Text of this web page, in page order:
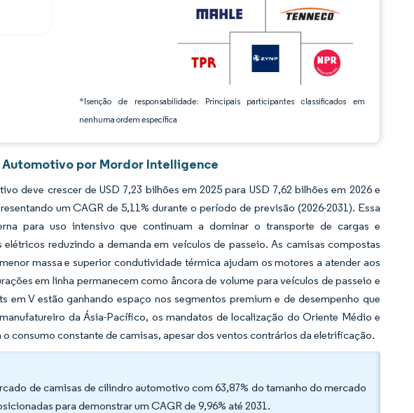
*Isenção de responsabilidade: Principais participantes classificados em
nenhuma ordem específica
por Mordor Intelligence
deve crescer de USD 7,23 bilhões em 2025 para USD 7,62 bilhões em 2026 e
um CAGR de 5,11% durante o período de previsão (2026-2031). Essa
para uso intensivo que continuam a dominar o transporte de cargas e
reduzindo a demanda em veículos de passeio. As camisas compostas
massa e superior condutividade térmica ajudam os motores a atender aos
em linha permanecem como âncora de volume para veículos de passeio e
em V estão ganhando espaço nos segmentos premium e de desempenho que
da Ásia-Pacífico, os mandatos de localização do Oriente Médio e
consumo constante de camisas, apesar dos ventos contrários da eletrificação.
de camisas de cilindro automotivo com 63,87% do tamanho do mercado
para demonstrar um CAGR de 9,96% até 2031.